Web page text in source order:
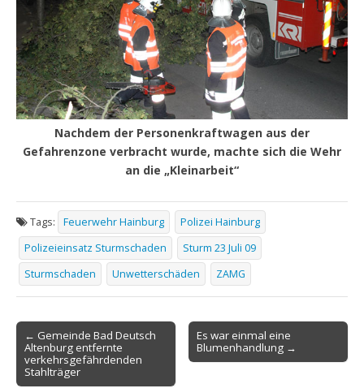
Nachdem der Personenkraftwagen aus der
Gefahrenzone verbracht wurde, machte sich die Wehr
an die „Kleinarbeit“
Tags: Feuerwehr Hainburg
Polizei Hainburg
Polizeieinsatz Sturmschaden
Sturm 23 Juli 09
Sturmschaden
Unwetterschäden ZAMG
Post
navigation
← Gemeinde Bad Deutsch
Altenburg entfernte
verkehrsgefährdenden
Stahlträger
Es war einmal eine
Blumenhandlung →